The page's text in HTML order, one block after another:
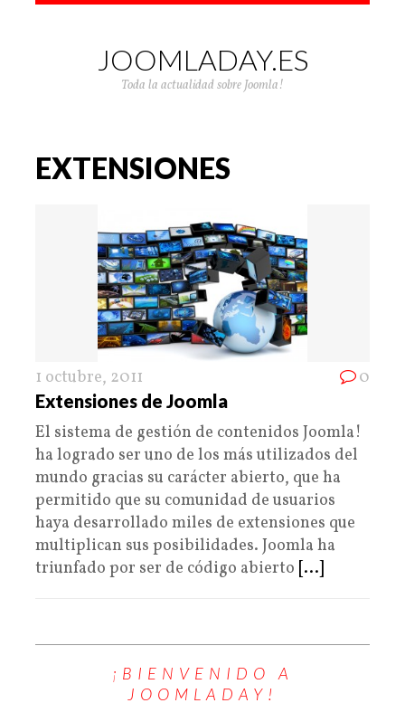
JOOMLADAY.ES
Toda la actualidad sobre Joomla!
EXTENSIONES
1 octubre, 2011 0
Extensiones de Joomla
El sistema de gestión de contenidos Joomla!
ha logrado ser uno de los más utilizados del
mundo gracias su carácter abierto, que ha
permitido que su comunidad de usuarios
haya desarrollado miles de extensiones que
multiplican sus posibilidades. Joomla ha
triunfado por ser de código abierto [...]
¡BIENVENIDO A
JOOMLADAY!